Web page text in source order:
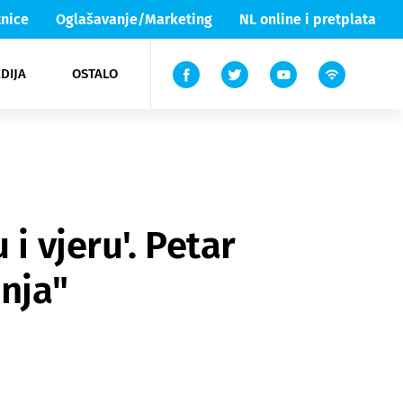
Oglašavanje/Marketing NL online i pretplata
OSTALO
Lika & Senj
TV
i vjeru'. Petar